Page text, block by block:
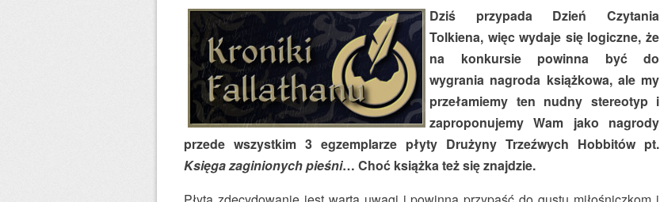
Dziś przypada Dzień Czytania
Tolkiena, więc wydaje się logiczne, że
na konkursie powinna być do
wygrania nagroda książkowa, ale my
przełamiemy ten nudny stereotyp i
zaproponujemy Wam jako nagrody
przede wszystkim 3 egzemplarze płyty Drużyny Trzeźwych Hobbitów pt.
Księga zaginionych pieśni… Choć książka też się znajdzie.